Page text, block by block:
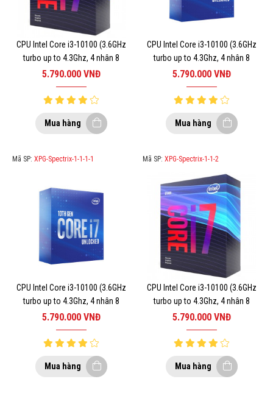
CPU Intel Core i3-10100 (3.6GHz
turbo up to 4.3Ghz, 4 nhân 8
luồng, 6MB Cache, 65W) – Socket
Intel LGA 1200
5.790.000 VNĐ
Mua hàng
CPU Intel Core i3-10100 (3.6GHz
turbo up to 4.3Ghz, 4 nhân 8
luồng, 6MB Cache, 65W) – Socket
Intel LGA 1200
5.790.000 VNĐ
Mua hàng
Mã SP: XPG-Spectrix-1-1-1-1
CPU Intel Core i3-10100 (3.6GHz
turbo up to 4.3Ghz, 4 nhân 8
luồng, 6MB Cache, 65W) – Socket
Intel LGA 1200
5.790.000 VNĐ
Mua hàng
Mã SP: XPG-Spectrix-1-1-2
CPU Intel Core i3-10100 (3.6GHz
turbo up to 4.3Ghz, 4 nhân 8
luồng, 6MB Cache, 65W) – Socket
Intel LGA 1200
5.790.000 VNĐ
Mua hàng